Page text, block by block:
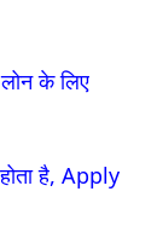
के लिए
है, Apply